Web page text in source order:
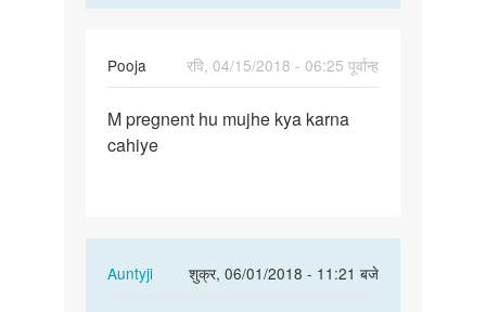
Pooja
रवि, 04/15/2018 - 06:25 पूर्वान्ह
M
pregnent
M pregnent hu mujhe kya karna
cahiye
Auntyji
शुक्र, 06/01/2018 - 11:21 बजे
In